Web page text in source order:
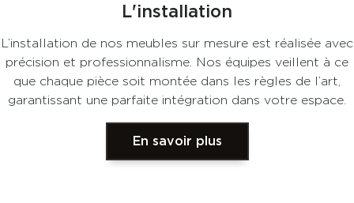
L'installation
L’installation de nos meubles sur mesure est réalisée avec
précision et professionnalisme. Nos équipes veillent à ce
que chaque pièce soit montée dans les règles de l’art,
garantissant une parfaite intégration dans votre espace.
En savoir plus